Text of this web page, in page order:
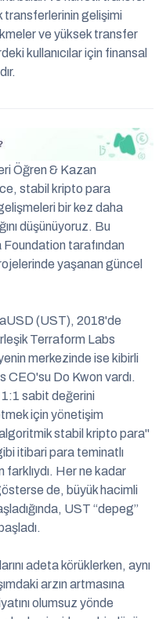
transferlerinin gelişimi
ve yüksek transfer
kullanıcılar için finansal
Öğren & Kazan
stabil kripto para
bir kez daha
düşünüyoruz. Bu
tarafından
yaşanan güncel
(UST), 2018'de
Terraform Labs
merkezinde ise kibirli
CEO'su Do Kwon vardı.
1:1 sabit değerini
için yönetişim
stabil kripto para"
itibari para teminatlı
farklıydı. Her ne kadar
de, büyük hacimli
UST “depeg”
adeta körüklerken, aynı
arzın artmasına
olumsuz yönde